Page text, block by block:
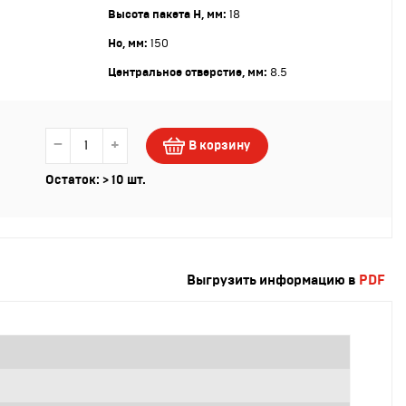
Высота пакета Н, мм: 18
Но, мм: 150
Центральное отверстие, мм: 8.5
− + В корзину
Остаток: > 10 шт.
Выгрузить информацию в PDF